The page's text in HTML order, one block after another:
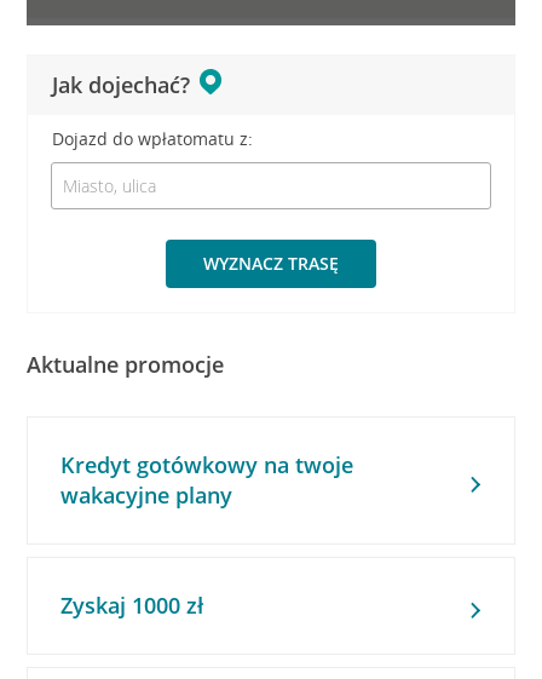
Jak dojechać?
Dojazd do wpłatomatu z:
WYZNACZ TRASĘ
Aktualne promocje
Kredyt gotówkowy na twoje
wakacyjne plany
Zyskaj 1000 zł